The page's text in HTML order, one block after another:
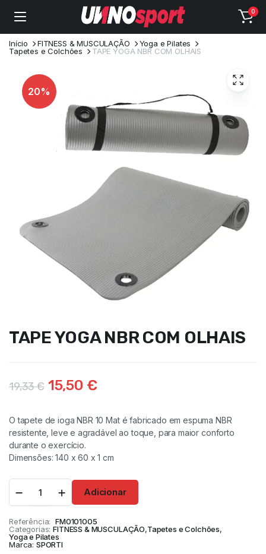
0
Início FITNESS & MUSCULAÇÃO
Yoga e Pilates
Tapetes e Colchões
TAPE YOGA NBR COM OLHAIS
20%
TAPE YOGA NBR COM OLHAIS
19,33€ 15,50 €
O tapete de ioga NBR 10 Mat é fabricado em espuma NBR
resistente, leve e agradável ao toque, para maior conforto
durante o exercício.
Dimensões: 140 x 60 x 1 cm
Adicionar
Referência: FM0101005
Categorias: FITNESS & MUSCULAÇÃO,Tapetes e Colchões,
Yoga e Pilates
Marca: SPORTI